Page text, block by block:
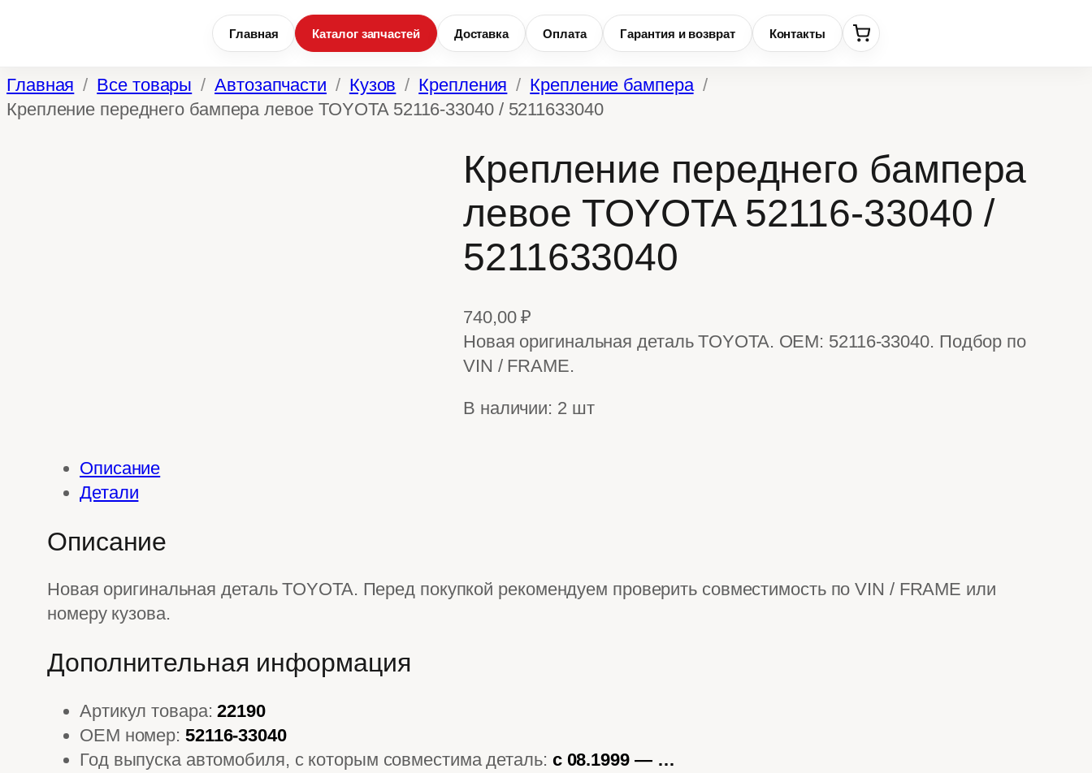
Перейти
к
Главная Каталог запчастей Доставка Оплата Гарантия и возврат Контакты
Главная Все товары Автозапчасти Кузов Крепления
Крепление бампера
Крепление переднего бампера левое TOYOTA 52116-33040 / 5211633040
Крепление переднего бампера
левое TOYOTA 52116-33040 /
5211633040
740,00₽
Новая оригинальная деталь TOYOTA. OEM: 52116-33040. Подбор по
VIN / FRAME.
В наличии: 2 шт
Описание
Детали
Описание
Новая оригинальная деталь TOYOTA. Перед покупкой рекомендуем проверить совместимость по VIN / FRAME или
номеру кузова.
Дополнительная информация
Артикул товара:22190
OEM номер: 52116-33040
Год выпуска автомобиля, с которым совместима деталь: с 08.1999 — …